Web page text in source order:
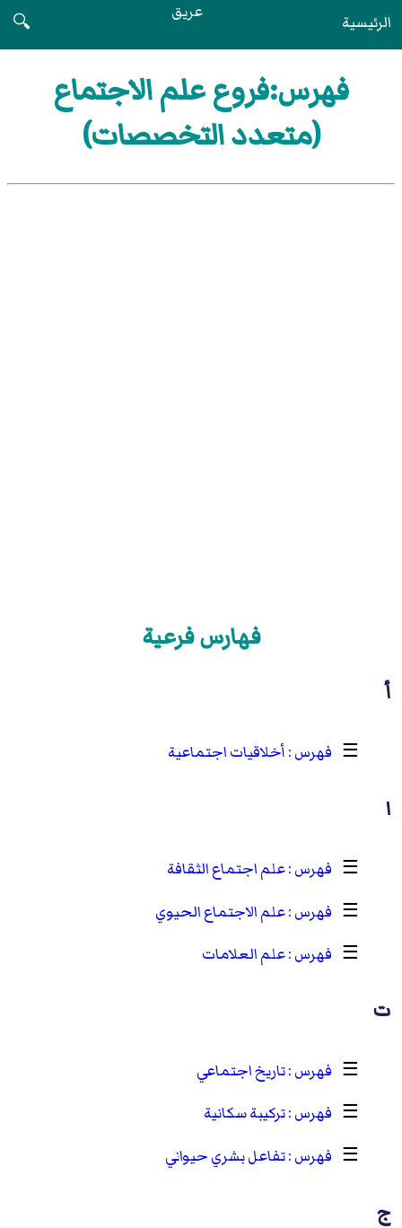
الرئيسية عريق
🔍
فهرس:فروع علم الاجتماع
(متعدد التخصصات)
فهارس فرعية
أ
☰ أخلاقيات اجتماعية
ا
☰
علم اجتماع الثقافة
☰
علم الاجتماع الحيوي
☰
علم العلامات
ت
☰
تاريخ اجتماعي
☰
تركيبة سكانية
☰
تفاعل بشري حيواني
ج